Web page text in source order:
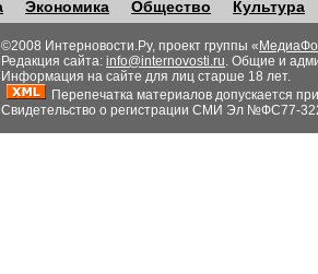
Экономика Общество Культура
©2008 Интерновости.Ру, проект группы «
Редакция сайта: info@internovosti.ru. Общие и
Информация на сайте для лиц старше 18 лет.
Перепечатка материалов допускается
Свидетельство о регистрации СМИ Эл №ФС77-